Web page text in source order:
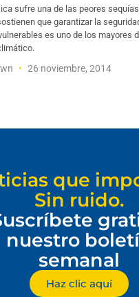
sufre una de las peores
que garantizar la
es uno de los mayores
26 noviembre, 2014
que
Sin ruido.
nuestro
semanal
Haz clic aquí